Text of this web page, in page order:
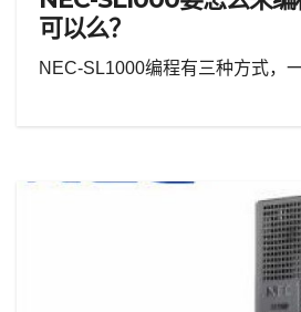
可以么？
NEC-SL1000编程有三种方式，